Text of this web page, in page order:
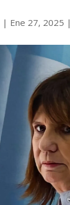
| Ene 27, 2025 |